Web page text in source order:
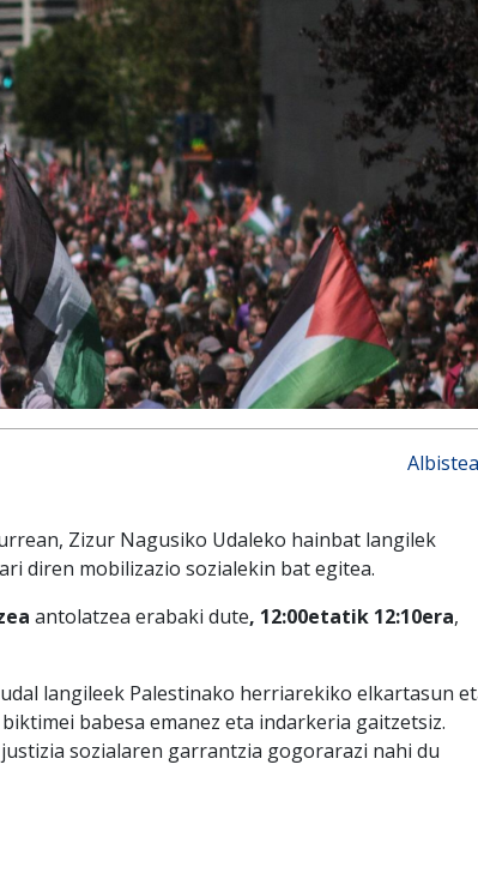
Zizur Nagusiko Udaleko hainbat langilek
diren mobilizazio sozialekin bat egitea.
antolatzea erabaki dute, 12:00etatik 12:10era,
udal langileek Palestinako herriarekiko elkartasun
babesa emanez eta indarkeria gaitzetsiz.
sozialaren garrantzia gogorarazi nahi du